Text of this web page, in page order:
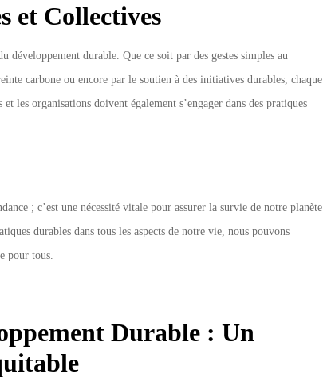
et Collectives
développement durable. Que ce soit par des gestes simples au
carbone ou encore par le soutien à des initiatives durables, chaque
les organisations doivent également s’engager dans des pratiques
; c’est une nécessité vitale pour assurer la survie de notre planète
durables dans tous les aspects de notre vie, nous pouvons
pour tous.
Durable : Un